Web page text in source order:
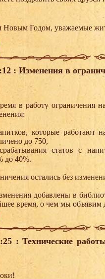
Новым Годом, уважаемые
: Изменения в
в работу ограничения
которые
до 750,
статов с
до 40%.
остались без
добавлены в
время, о чем мы объявим
: Технические